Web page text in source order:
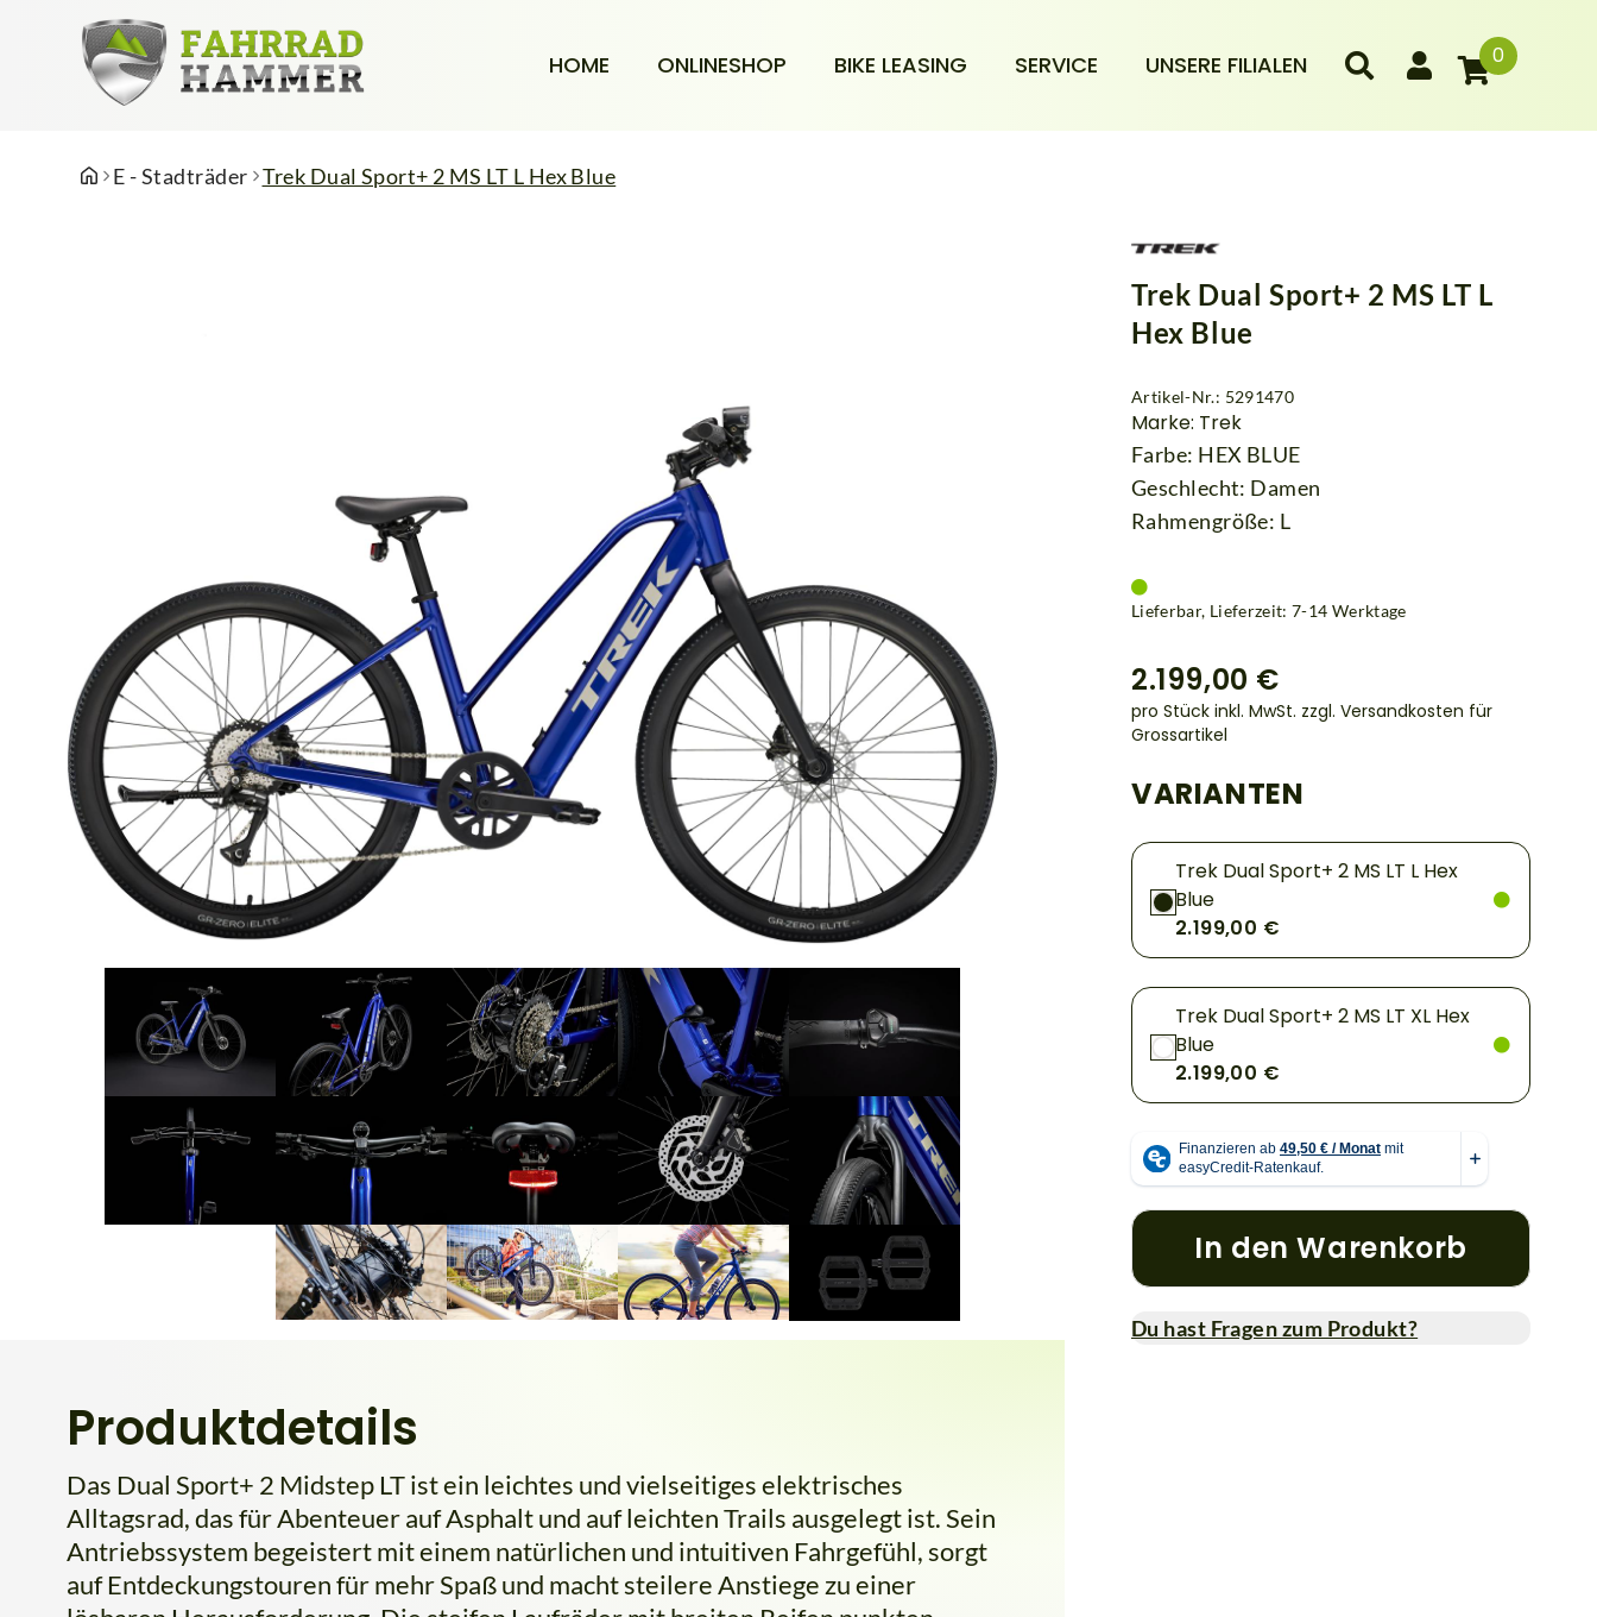
HOME ONLINESHOP BIKE LEASING SERVICE UNSERE FILIALEN 0
E - Stadträder Trek Dual Sport+ 2 MS LT L Hex Blue
Produktdetails
Das Dual Sport+ 2 Midstep LT ist ein leichtes und vielseitiges elektrisches
Alltagsrad, das für Abenteuer auf Asphalt und auf leichten Trails ausgelegt ist. Sein
Antriebssystem begeistert mit einem natürlichen und intuitiven Fahrgefühl, sorgt
auf Entdeckungstouren für mehr Spaß und macht steilere Anstiege zu einer
Trek Dual Sport+ 2 MS LT L
Hex Blue
Artikel-Nr.: 5291470
Marke: Trek
Farbe: HEX BLUE
Geschlecht: Damen
Rahmengröße: L
Lieferbar, Lieferzeit: 7-14 Werktage
2.199,00 €
pro Stück inkl. MwSt. zzgl. Versandkosten für
Grossartikel
VARIANTEN
Trek Dual Sport+ 2 MS LT L Hex
Blue
2.199,00 €
Trek Dual Sport+ 2 MS LT XL Hex
Blue
2.199,00 €
In den Warenkorb
Du hast Fragen zum Produkt?